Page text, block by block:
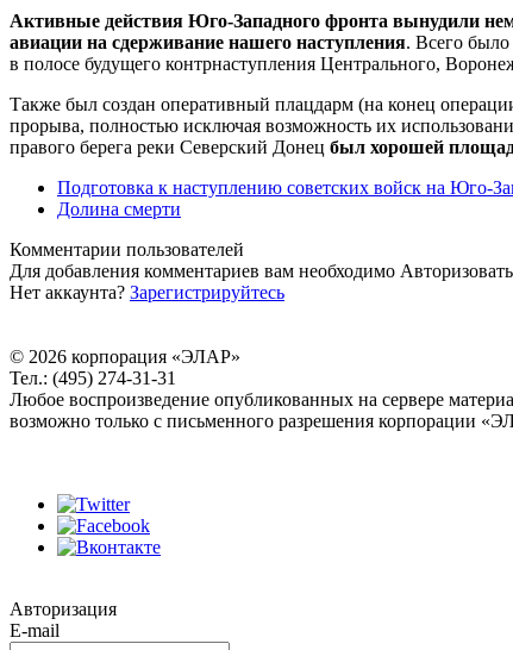
Активные действия Юго-Западного фронта вынудили
авиации на сдерживание нашего наступления. Всего
в полосе будущего контрнаступления Центрального,
Также был создан оперативный плацдарм (на конец
прорыва, полностью исключая возможность их
правого берега реки Северский Донец был хорошей
Подготовка к наступлению советских войск на Юго-
Долина смерти
Комментарии пользователей
Для добавления комментариев вам необходимо
Нет аккаунта? Зарегистрируйтесь
© 2026 корпорация «ЭЛАР»
Тел.: (495) 274-31-31
Любое воспроизведение опубликованных на сервере
возможно только с письменного разрешения корпорации
Авторизация
E-mail